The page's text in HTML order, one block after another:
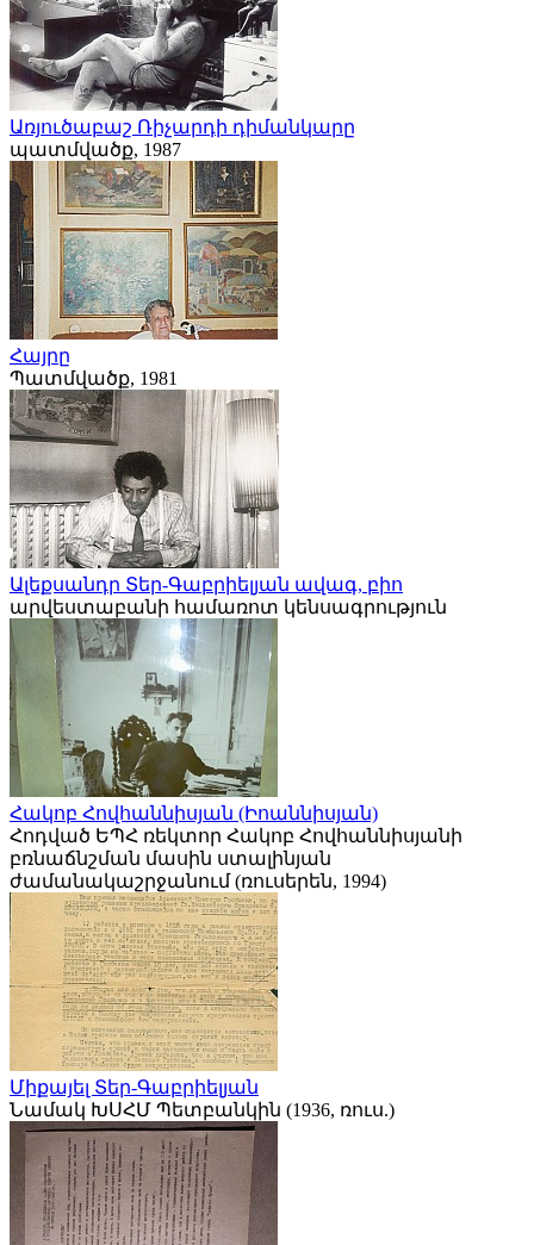
Առյուծաբաշ Ռիչարդի դիմանկարը
պատմվածք, 1987
Հայրը
Պատմվածք, 1981
Ալեքսանդր Տեր-Գաբրիելյան ավագ, բիո
արվեստաբանի համառոտ կենսագրություն
Հակոբ Հովհաննիսյան (Իոաննիսյան)
Հոդված ԵՊՀ ռեկտոր Հակոբ Հովհաննիսյանի
բռնաճնշման մասին ստալինյան
ժամանակաշրջանում (ռուսերեն, 1994)
Միքայել Տեր-Գաբրիելյան
Նամակ ԽՍՀՄ Պետբանկին (1936, ռուս.)